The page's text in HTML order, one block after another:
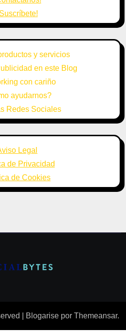
y servicios
en este Blog
con cariño
ayudarnos?
Redes Sociales
Legal
de Privacidad
de Cookies
Blogarise por Themeansar.